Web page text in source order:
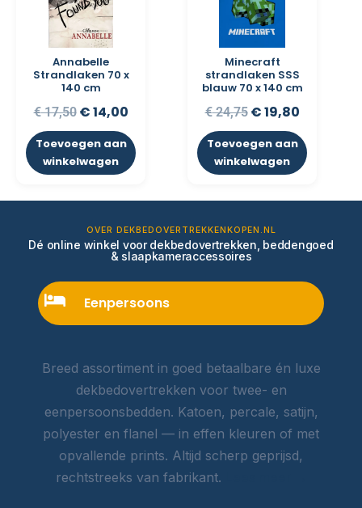
Annabelle
Strandlaken 70 x
140 cm
€17,50 €14,00
Toevoegen aan
winkelwagen
Minecraft
strandlaken SSS
blauw 70 x 140 cm
€24,75 €19,80
Toevoegen aan
winkelwagen
OVER DEKBEDOVERTREKKENKOPEN.NL
Dé online winkel voor dekbedovertrekken, beddengoed
& slaapkameraccessoires
Eenpersoons
Breed assortiment in goed betaalbare én luxe
dekbedovertrekken voor twee- en
eenpersoonsbedden. Katoen, percale, satijn,
polyester en flanel — in effen kleuren of met
opvallende prints. Altijd scherp geprijsd,
rechtstreeks van fabrikant.